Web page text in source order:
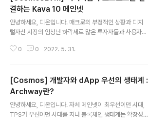
1%를 에어드랍한다고 밝힌 바 있습니다. 메인넷 출시가 얼
마 남지 않았기 때문에 지금부터라도 혹시나 모를 에어드
랍을 위한 작업을 해보시는 것을 추천합니다. 참여방법 요
약 https://www.leapwallet.io/ 다운 받기 Sei Atlanti
c 2 테스트넷으로 설정 sei로 시작하는 지갑 주소 ..
결하는 Kava 10 메인넷
안녕하세요, 디온입니다. 매크로의 부정적인 상황과 디지
털자산 시장의 엄청난 하락세로 많은 투자자들과 사용자들
다음 단계를 위한 개발들이 꾸준히 진행 중에 있습니다. 지
모스 생태계를 연결하는 코체인 방식의 Kava 10 메인넷을
출시하였습니다. Kava 10 메인넷은 Kava 네트워크의 EV
M(Ethereum Virtual Machine)을 황성화하여 이더리
움의 강력한 댑 및 개발자 생태계와 코스모스의 속도 및 상
호운용성을 연결하는 허브로서의 역할을 목표로 합니다. K
0 0 2022. 5. 31.
[Cosmos] 개발자와 dApp 우선의 생태계 :
Archway란?
안녕하세요, 디온입니다. 자체 메인넷이 최우선이던 시대,
TPS가 우선이던 시대를 지나 블록체인 생태계는 확장성